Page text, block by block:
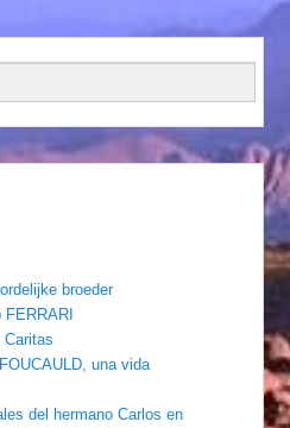
broeder
FERRARI
una vida
del hermano Carlos en